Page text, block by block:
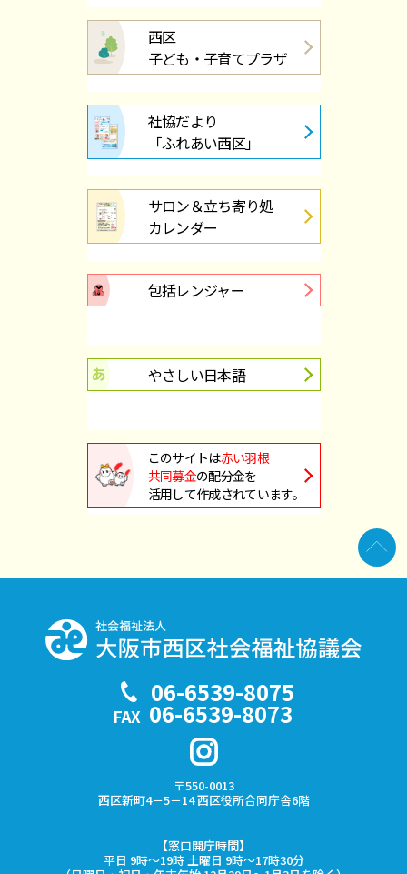
西区
子ども・子育てプラザ
社協だより
「ふれあい西区」
サロン＆立ち寄り処
カレンダー
包括レンジャー
やさしい日本語
このサイトは赤い羽根
共同募金の配分金を
活用して作成されています。
TEL 06-6539-8075
FAX 06-6539-8073
〒550-0013
西区新町4－5－14西区役所合同庁舎6階
【窓口開庁時間】
平日 9時～19時土曜日 9時～17時30分